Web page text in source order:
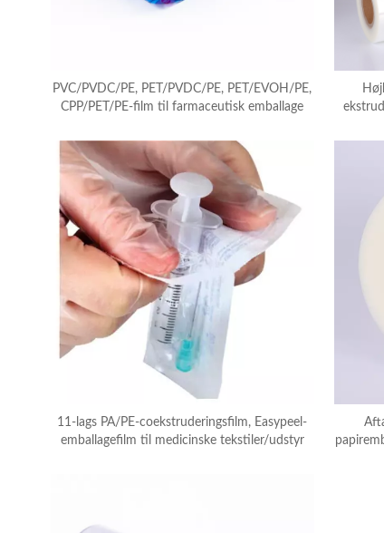
PVC/PVDC/PE, PET/PVDC/PE, PET/EVOH/PE,
CPP/PET/PE-film til farmaceutisk emballage
11-lags PA/PE-coekstruderingsfilm, Easypeel-
emballagefilm til medicinske tekstiler/udstyr